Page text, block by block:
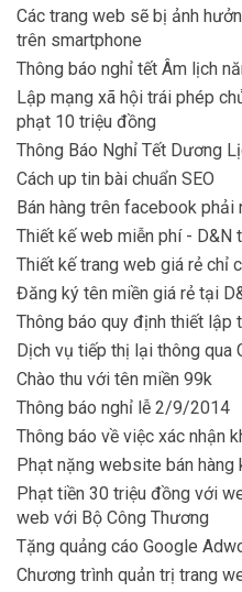
Các trang web sẽ bị ảnh
trên smartphone
Thông báo nghỉ tết Âm lịch
Lập mạng xã hội trái phép
phạt 10 triệu đồng
Thông Báo Nghỉ Tết Dương
Cách up tin bài chuẩn SEO
Bán hàng trên facebook
Thiết kế web miễn phí - D&N
Thiết kế trang web giá rẻ chỉ
Đăng ký tên miền giá rẻ tại
Thông báo quy định thiết lập
Dịch vụ tiếp thị lại thông qua
Chào thu với tên miền 99k
Thông báo nghỉ lễ 2/9/2014
Thông báo về việc xác nhận
Phạt nặng website bán hàng
Phạt tiền 30 triệu đồng với
web với Bộ Công Thương
Tặng quảng cáo Google
Chương trình quản trị trang